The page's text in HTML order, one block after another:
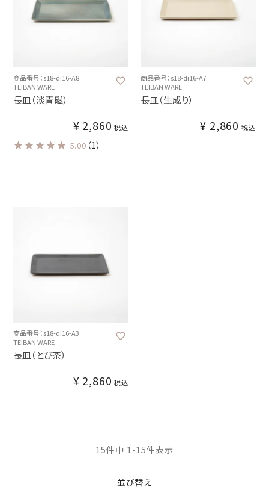
商品番号：s18-di16-A8
TEIBAN WARE
長皿（淡青磁）
¥ 2,860 税込
5.00 （1）
商品番号：s18-di16-A7
TEIBAN WARE
長皿（生成り）
¥ 2,860 税込
商品番号：s18-di16-A3
TEIBAN WARE
長皿（とび茶）
¥ 2,860 税込
並び替え
15件中 1 -15件表示